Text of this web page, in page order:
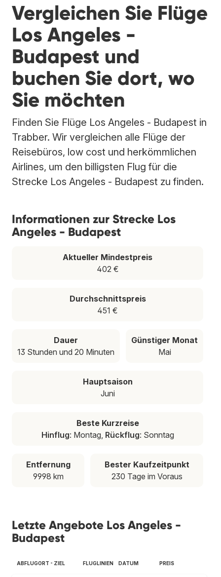
Vergleichen Sie Flüge
Los Angeles -
Budapest und
buchen Sie dort, wo
Sie möchten
Finden Sie Flüge Los Angeles - Budapest in
Trabber. Wir vergleichen alle Flüge der
Reisebüros, low cost und herkömmlichen
Airlines, um den billigsten Flug für die
Strecke Los Angeles - Budapest zu finden.
Informationen zur Strecke Los
Angeles - Budapest
Aktueller Mindestpreis
402 €
Durchschnittspreis
451 €
Dauer
13 Stunden und 20 Minuten
Günstiger Monat
Mai
Hauptsaison
Juni
Beste Kurzreise
Hinflug: Montag, Rückflug: Sonntag
Entfernung
9998 km
Bester Kaufzeitpunkt
230 Tage im Voraus
Letzte Angebote Los Angeles -
Budapest
ABFLUGORT - ZIEL FLUGLINIEN DATUM PREIS